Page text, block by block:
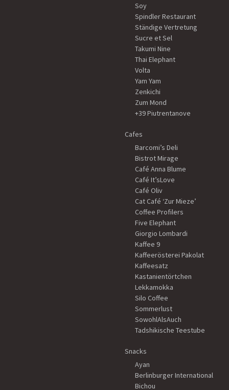
Soy
Spindler Restaurant
Ständige Vertretung
Sucre et Sel
Takumi Nine
Thai Elephant
Volta
Yam Yam
Zenkichi
Zum Mond
+39 Piutrentanove
Cafes
Barcomi’s Deli
Bistrot Mirage
Café Anna Blume
Café It’sLove
Café Oliv
Cat Café ‘Zur Mieze’
Coffee Profilers
Five Elephant
Giorgio Lombardi
Kaffee 9
Kaffeerösterei Pakolat
Kaffeesatz
Kastanientörtchen
Lekkamokka
Silo Coffee
Sommerlust
SowohlAlsAuch
Tadshikische Teestube
Snacks
Ayan
Berlinburger International
Bichou